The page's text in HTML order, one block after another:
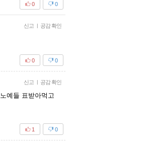
0
0
신고 | 공감 확인
0
0
신고 | 공감 확인
예들 표받아먹고
0
1